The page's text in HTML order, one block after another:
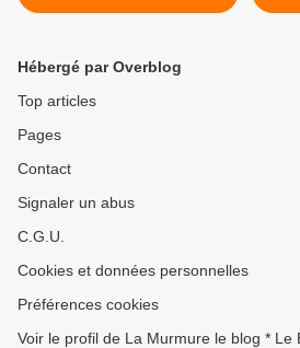
de...
Hébergé par Overblog
Top articles
Pages
Contact
Signaler un abus
C.G.U.
Cookies et données personnelles
Préférences cookies
Voir le profil de La Murmure le blog * Le